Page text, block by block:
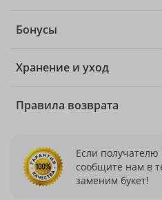
Бонусы
Хранение и уход
Правила возврата
Если получателю
сообщите нам в
заменим букет!